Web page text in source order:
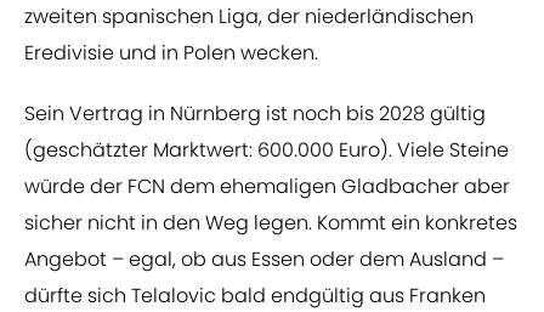
zweiten spanischen Liga, der niederländischen
Eredivisie und in Polen wecken.
Sein Vertrag in Nürnberg ist noch bis 2028 gültig
(geschätzter Marktwert: 600.000 Euro). Viele Steine
würde der FCN dem ehemaligen Gladbacher aber
sicher nicht in den Weg legen. Kommt ein konkretes
Angebot – egal, ob aus Essen oder dem Ausland –
dürfte sich Telalovic bald endgültig aus Franken